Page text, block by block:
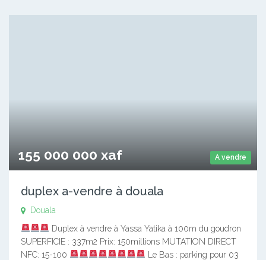
A vendre
155 000 000 xaf
duplex a-vendre à douala
Douala
Duplex à vendre à Yassa Yatika à 100m du goudron
SUPERFICIE : 337m2 Prix: 150millions MUTATION DIRECT
NFC: 15-100
Le Bas : parking pour 03